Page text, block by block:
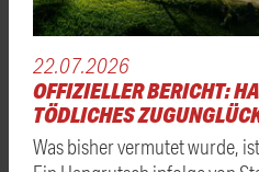
22.07.2026
OFFIZIELLER BERICHT:
TÖDLICHES
Was bisher vermutet wurde,